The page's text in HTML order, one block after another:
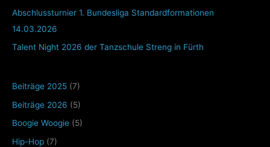
Abschlussturnier 1. Bundesliga Standardformationen
14.03.2026
Talent Night 2026 der Tanzschule Streng in Fürth
Beiträge 2025 (7)
Beiträge 2026 (5)
Boogie Woogie (5)
Hip-Hop (7)